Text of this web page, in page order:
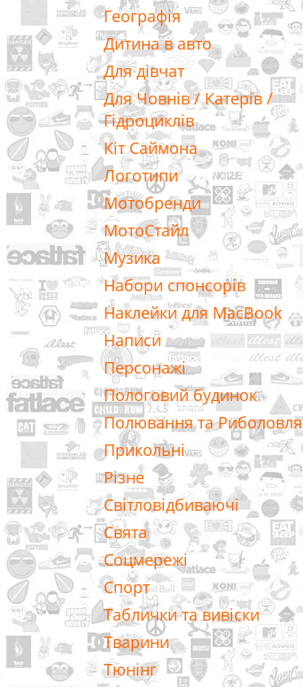
Географія
Дитина в авто
Для дівчат
Для Човнів / Катерів /
Гідроциклів
Кіт Саймона
Логотипи
Мотобренди
МотоСтайл
Музика
Набори спонсорів
Наклейки для MacBook
Написи
Персонажі
Пологовий будинок
Полювання та Риболовля
Прикольні
Різне
Світловідбиваючі
Свята
Соцмережі
Спорт
Таблички та вивіски
Тварини
Тюнінг